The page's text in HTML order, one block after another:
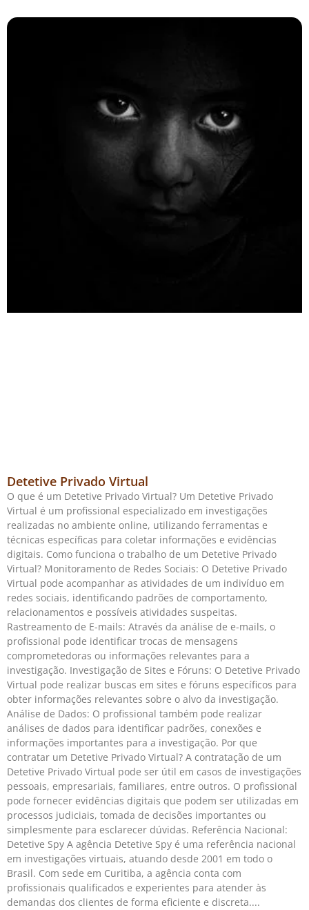
Detetive Privado Virtual
O que é um Detetive Privado Virtual? Um Detetive Privado
Virtual é um profissional especializado em investigações
realizadas no ambiente online, utilizando ferramentas e
técnicas específicas para coletar informações e evidências
digitais. Como funciona o trabalho de um Detetive Privado
Virtual? Monitoramento de Redes Sociais: O Detetive Privado
Virtual pode acompanhar as atividades de um indivíduo em
redes sociais, identificando padrões de comportamento,
relacionamentos e possíveis atividades suspeitas.
Rastreamento de E-mails: Através da análise de e-mails, o
profissional pode identificar trocas de mensagens
comprometedoras ou informações relevantes para a
investigação. Investigação de Sites e Fóruns: O Detetive Privado
Virtual pode realizar buscas em sites e fóruns específicos para
obter informações relevantes sobre o alvo da investigação.
Análise de Dados: O profissional também pode realizar
análises de dados para identificar padrões, conexões e
informações importantes para a investigação. Por que
contratar um Detetive Privado Virtual? A contratação de um
Detetive Privado Virtual pode ser útil em casos de investigações
pessoais, empresariais, familiares, entre outros. O profissional
pode fornecer evidências digitais que podem ser utilizadas em
processos judiciais, tomada de decisões importantes ou
simplesmente para esclarecer dúvidas. Referência Nacional:
Detetive Spy A agência Detetive Spy é uma referência nacional
em investigações virtuais, atuando desde 2001 em todo o
Brasil. Com sede em Curitiba, a agência conta com
profissionais qualificados e experientes para atender às
demandas dos clientes de forma eficiente e discreta.